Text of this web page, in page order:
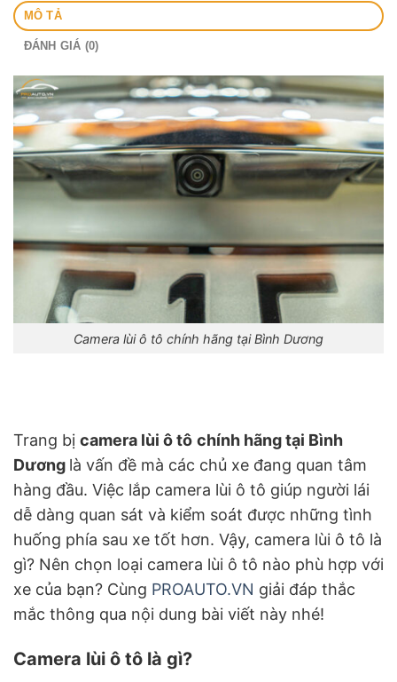
MÔ TẢ
ĐÁNH GIÁ (0)
Camera lùi ô tô chính hãng tại Bình Dương
Trang bị camera lùi ô tô chính hãng tại Bình
Dương là vấn đề mà các chủ xe đang quan tâm
hàng đầu. Việc lắp camera lùi ô tô giúp người lái
dễ dàng quan sát và kiểm soát được những tình
huống phía sau xe tốt hơn. Vậy, camera lùi ô tô là
gì? Nên chọn loại camera lùi ô tô nào phù hợp với
xe của bạn? Cùng PROAUTO.VN giải đáp thắc
mắc thông qua nội dung bài viết này nhé!
Camera lùi ô tô là gì?